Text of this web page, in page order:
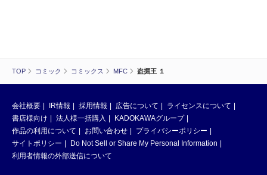
TOP コミック コミックス MFC 盗掘王 １
会社概要 IR情報 採用情報 広告について
ライセンスについて
書店様向け
法人様一括購入
KADOKAWAグループ
作品の利用について
お問い合わせ
プライバシーポリシー
サイトポリシー
Do Not Sell or Share My Personal Information
利用者情報の外部送信について